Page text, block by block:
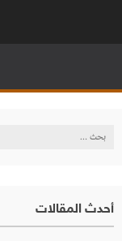
البحث
أحدث المقالات